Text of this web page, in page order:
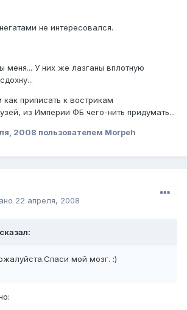
не интересовался.
меня... У них же лазганы вплотную
приписать к вострикам
из Империи ФБ чего-нить придумать...
2008 пользователем Morpeh
22 апреля, 2008
мой мозг. :)